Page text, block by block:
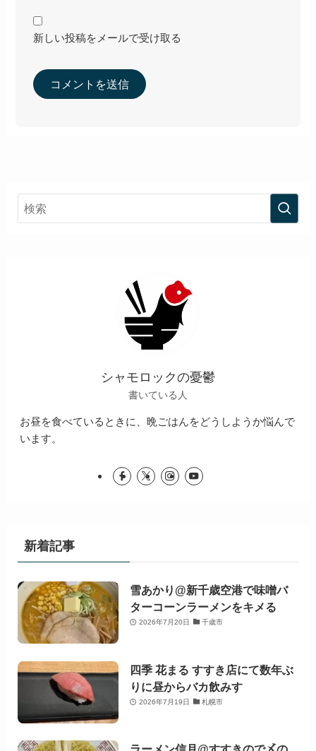
新しい投稿をメールで受け取る
シャモロックの憂鬱
書いている人
お昼を食べているときに、晩ごはんをどうしようか悩んで
います。
新着記事
雪あかり@新千歳空港で味噌バ
ターコーンラーメンをキメる
2026年7月20日 千歳市
四季 花まる すすき店にて数年ぶ
りに昼からバカ飲みす
2026年7月19日 札幌市